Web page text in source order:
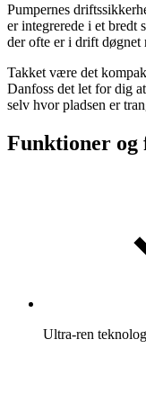
Pumpernes
er integrerede i et bredt
der ofte er i drift døgnet
Takket være det
Danfoss det let for dig
selv hvor pladsen er
Funktioner og
Ultra-ren